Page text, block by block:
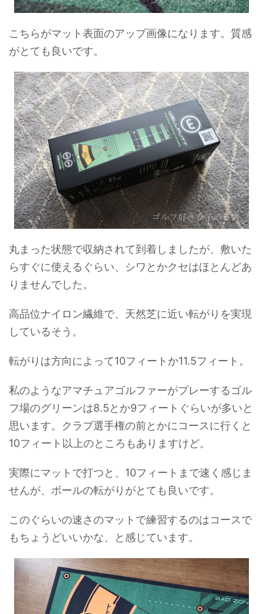
こちらがマット表面のアップ画像になります。質感
がとても良いです。
丸まった状態で収納されて到着しましたが、敷いた
らすぐに使えるぐらい、シワとかクセはほとんどあ
りませんでした。
高品位ナイロン繊維で、天然芝に近い転がりを実現
しているそう。
転がりは方向によって10フィートか11.5フィート。
私のようなアマチュアゴルファーがプレーするゴル
フ場のグリーンは8.5とか9フィートぐらいが多いと
思います。クラブ選手権の前とかにコースに行くと
10フィート以上のところもありますけど。
実際にマットで打つと、10フィートまで速く感じま
せんが、ボールの転がりがとても良いです。
このぐらいの速さのマットで練習するのはコースで
もちょうどいいかな、と感じています。